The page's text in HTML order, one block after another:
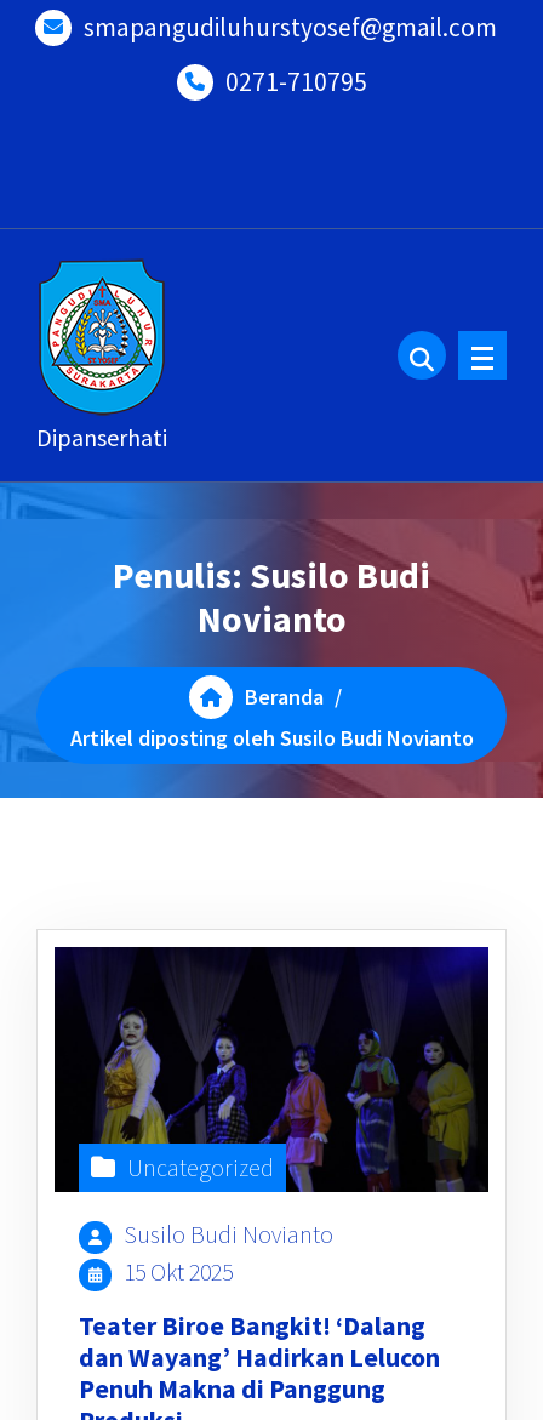
Lewati
smapangudiluhurstyosef@gmail.com
0271-710795
Dipanserhati
Penulis: Susilo Budi
Novianto
Beranda /
Artikel diposting oleh Susilo Budi Novianto
Uncategorized
Susilo Budi Novianto
15 Okt 2025
Teater Biroe Bangkit! ‘Dalang
dan Wayang’ Hadirkan Lelucon
Penuh Makna di Panggung